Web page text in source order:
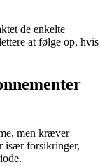
de enkelte
at følge op, hvis
men kræver
især forsikringer,